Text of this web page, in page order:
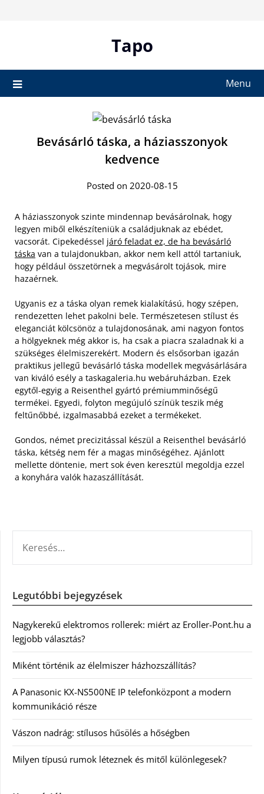
Tapo
Menu
Bevásárló táska, a háziasszonyok
kedvence
Posted on 2020-08-15
A háziasszonyok szinte mindennap bevásárolnak, hogy
legyen miből elkészíteniük a családjuknak az ebédet,
vacsorát. Cipekedéssel járó feladat ez, de ha bevásárló
táska van a tulajdonukban, akkor nem kell attól tartaniuk,
hogy például összetörnek a megvásárolt tojások, mire
hazaérnek.
Ugyanis ez a táska olyan remek kialakítású, hogy szépen,
rendezetten lehet pakolni bele. Természetesen stílust és
eleganciát kölcsönöz a tulajdonosának, ami nagyon fontos
a hölgyeknek még akkor is, ha csak a piacra szaladnak ki a
szükséges élelmiszerekért. Modern és elsősorban igazán
praktikus jellegű bevásárló táska modellek megvásárlására
van kiváló esély a taskagaleria.hu webáruházban. Ezek
egytől-egyig a Reisenthel gyártó prémiumminőségű
termékei. Egyedi, folyton megújuló színük teszik még
feltűnőbbé, izgalmasabbá ezeket a termékeket.
Gondos, német precizitással készül a Reisenthel bevásárló
táska, kétség nem fér a magas minőségéhez. Ajánlott
mellette döntenie, mert sok éven keresztül megoldja ezzel
a konyhára valók hazaszállítását.
Legutóbbi bejegyzések
Nagykerekű elektromos rollerek: miért az Eroller-Pont.hu a
legjobb választás?
Miként történik az élelmiszer házhozszállítás?
A Panasonic KX-NS500NE IP telefonközpont a modern
kommunikáció része
Vászon nadrág: stílusos hűsölés a hőségben
Milyen típusú rumok léteznek és mitől különlegesek?